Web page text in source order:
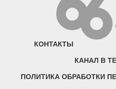
КОНТАКТЫ
КАНАЛ В
ПОЛИТИКА ОБРАБОТКИ